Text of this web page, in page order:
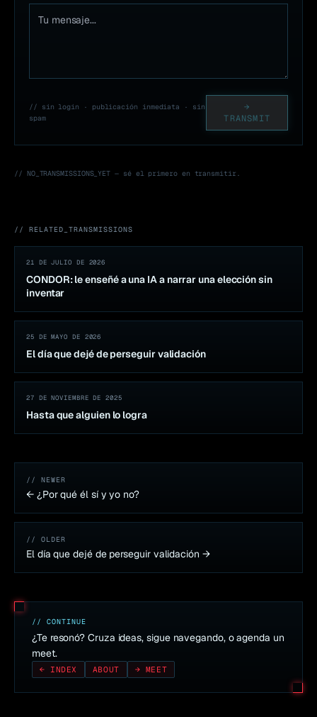
// sin login · publicación inmediata · sin
spam
→
TRANSMIT
// NO_TRANSMISSIONS_YET — sé el primero en transmitir.
// RELATED_TRANSMISSIONS
21 DE JULIO DE 2026
CONDOR: le enseñé a una IA a narrar una elección sin
inventar
25 DE MAYO DE 2026
El día que dejé de perseguir validación
27 DE NOVIEMBRE DE 2025
Hasta que alguien lo logra
// NEWER
← ¿Por qué él sí y yo no?
// OLDER
El día que dejé de perseguir validación →
// CONTINUE
¿Te resonó? Cruza ideas, sigue navegando, o agenda un
meet.
← INDEX ABOUT → MEET